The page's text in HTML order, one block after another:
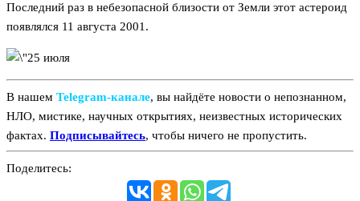
Последний раз в небезопасной близости от Земли этот астероид
появлялся 11 августа 2001.
В нашем Telegram‑канале, вы найдёте новости о непознанном,
НЛО, мистике, научных открытиях, неизвестных исторических
фактах. Подписывайтесь, чтобы ничего не пропустить.
Поделитесь: